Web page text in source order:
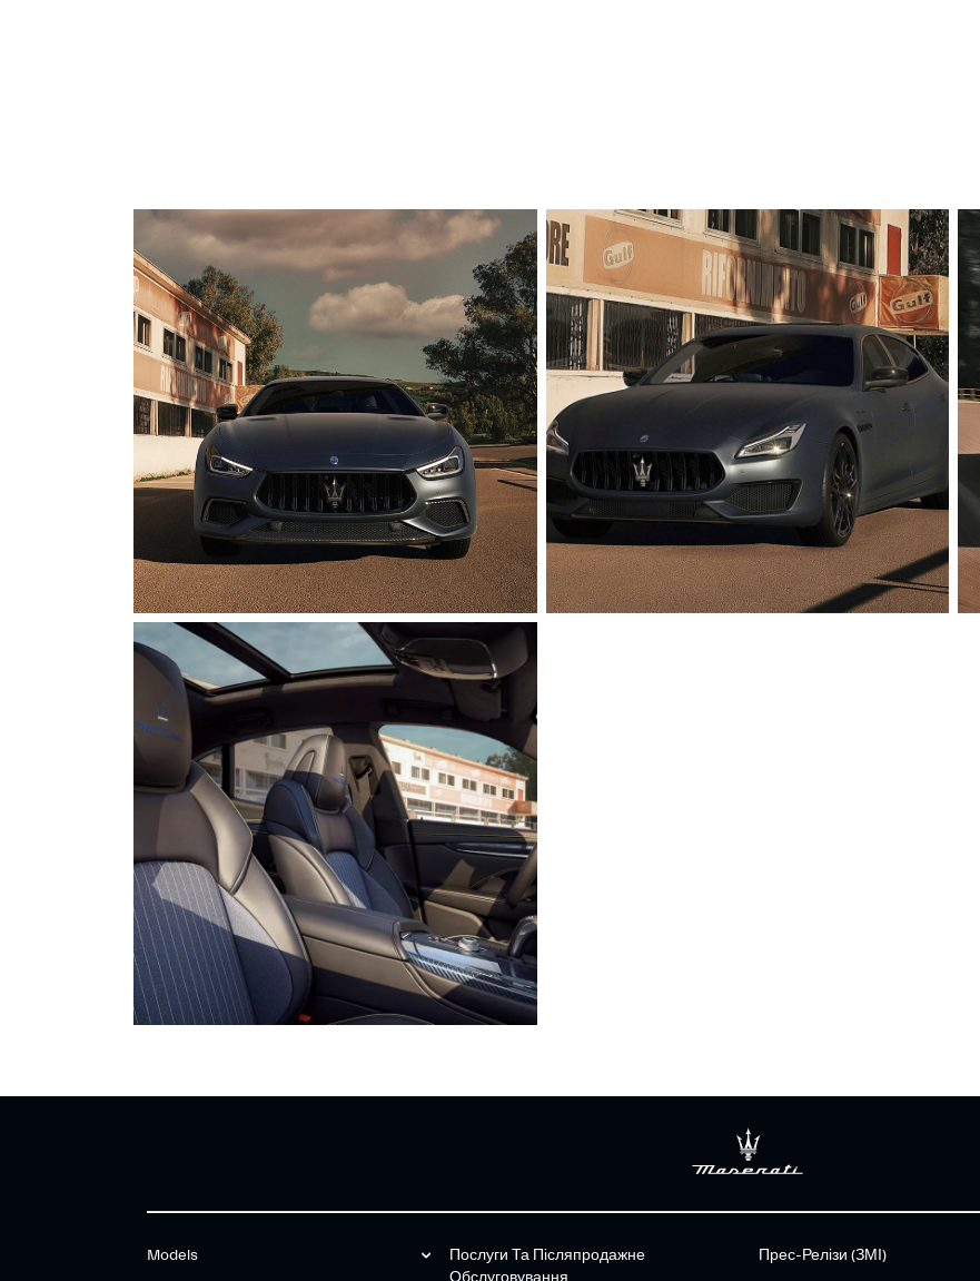
Models
Послуги Та Післяпродажне
Прес-Релізи (ЗМІ)